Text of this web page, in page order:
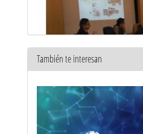
15 abr 2013
También te interesan